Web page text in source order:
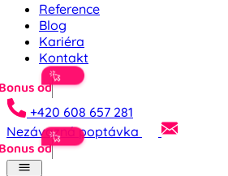
Reference
Blog
Kariéra
Kontakt
+420 608 657 281
Nezávazná poptávka